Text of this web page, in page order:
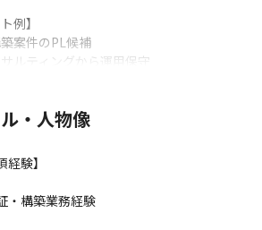
例】
案件のPL候補
ルティングから運用保守
をご用意しておりますので、カジュア
をすることも可能です。案件のご希望や
われている場合や、ご自分に合ったプロ
、まずはカジュアル面談だけでも大丈夫
へご相談ください。
・人物像
験】
・構築業務経験